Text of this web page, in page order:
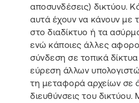
αποσυνδέσεις) δικτύου.
αυτά έχουν να κάνουν με
στο διαδίκτυο ή τα
ενώ κάποιες άλλες
σύνδεση σε τοπικά δίκτυα
εύρεση άλλων
τη μεταφορά αρχείων σε
διευθύνσεις του